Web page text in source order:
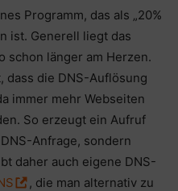
Programm, das als „20%
ist. Generell liegt das
schon länger am Herzen.
dass die DNS-Auflösung
immer mehr Webseiten
So erzeugt ein Aufruf
Anfrage, sondern
daher auch eigene DNS-
, die man alternativ zu